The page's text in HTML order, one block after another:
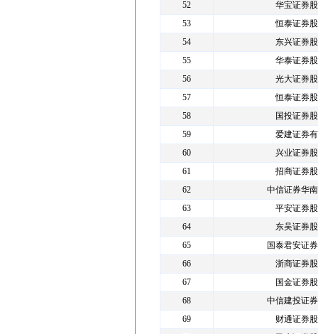
52
华宝证券
53
恒泰证券
54
东兴证券
55
华泰证券
56
光大证券
57
恒泰证券
58
国投证券
59
爱建证券
60
兴业证券
61
招商证券
62
中信证券华
63
平安证券
64
东吴证券
65
国泰君安证
66
浙商证券
67
国金证券
68
中信建投证
69
财通证券